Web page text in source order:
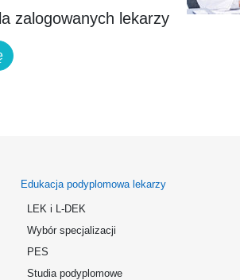
zalogowanych lekarzy
Edukacja podyplomowa lekarzy
LEK i L-DEK
Wybór specjalizacji
PES
Studia podyplomowe